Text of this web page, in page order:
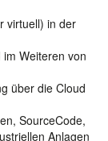
virtuell) in der
Weiteren von
über die Cloud
SourceCode,
Anlagen